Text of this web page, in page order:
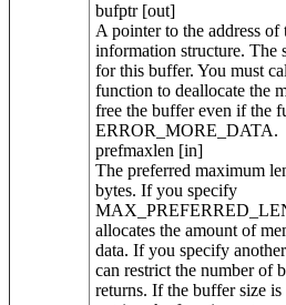
bufptr [out]
A pointer to the address
information structure. The
for this buffer. You must
function to deallocate the
free the buffer even if the
ERROR_MORE_DATA.
prefmaxlen [in]
The preferred maximum
bytes. If you specify
allocates the amount of
data. If you specify
can restrict the number of
returns. If the buffer size